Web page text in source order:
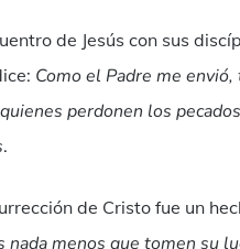
de Jesús con sus
Como el Padre me
perdonen los
.
de Cristo fue un
nada menos que tomen su